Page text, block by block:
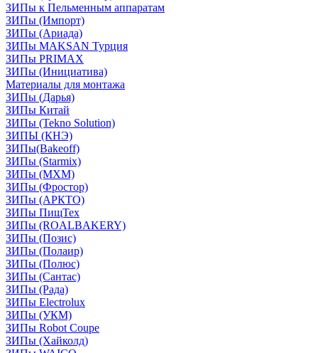
ЗИПы к Пельменным аппаратам
ЗИПы (Импорт)
ЗИПы (Ариада)
ЗИПы MAKSAN Турция
ЗИПы PRIMAX
ЗИПы (Инициатива)
Материалы для монтажа
ЗИПы (Дарья)
ЗИПы Китай
ЗИПы (Tekno Solution)
ЗИПЫ (КНЭ)
ЗИПы(Bakeoff)
ЗИПы (Starmix)
ЗИПы (МХМ)
ЗИПы (Фростор)
ЗИПы (АРКТО)
ЗИПы ПищТех
ЗИПы (ROALBAKERY)
ЗИПы (Позис)
ЗИПы (Полаир)
ЗИПы (Полюс)
ЗИПы (Сантас)
ЗИПы (Рада)
ЗИПы Electrolux
ЗИПы (УКМ)
ЗИПы Robot Coupe
ЗИПы (Хайколд)